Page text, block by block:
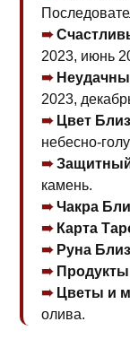
2023, июнь
2023,
Цвет
небесно-
камень.
Чакра
Карта
Руна
Цветы и
олива.